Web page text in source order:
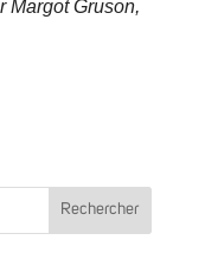
Margot Gruson,